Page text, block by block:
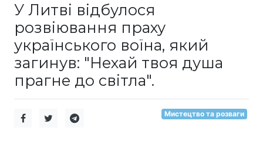
У Литві відбулося
розвіювання праху
українського воїна, який
загинув: "Нехай твоя душа
прагне до світла".
Мистецтво та розваги